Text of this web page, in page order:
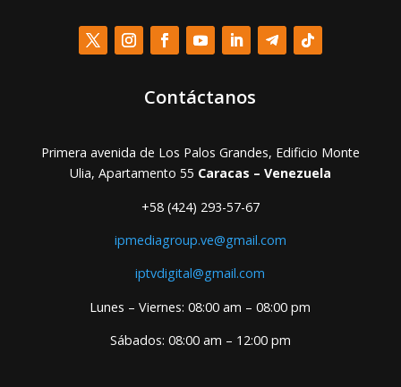
Contáctanos
Primera avenida de Los Palos Grandes, Edificio Monte
Ulia, Apartamento 55 Caracas – Venezuela
+58 (424) 293-57-67
ipmediagroup.ve@gmail.com
iptvdigital@gmail.com
Lunes – Viernes: 08:00 am – 08:00 pm
Sábados: 08:00 am – 12:00 pm